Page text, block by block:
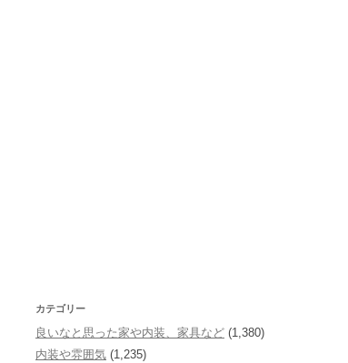
カテゴリー
良いなと思った家や内装、家具など (1,380)
内装や雰囲気 (1,235)